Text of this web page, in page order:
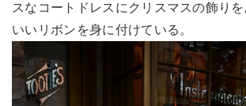
スなコートドレスにクリスマスの飾り
いいリボンを身に付けている。